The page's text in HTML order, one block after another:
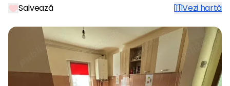
Salvează Vezi hartă